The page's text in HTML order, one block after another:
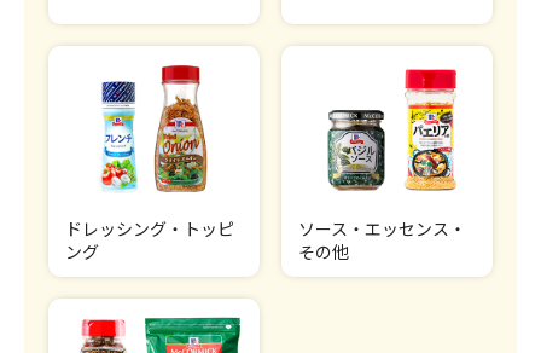
ドレッシング・トッピ
ング
ソース・エッセンス・
その他